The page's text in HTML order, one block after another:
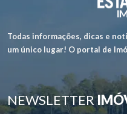
Todas informações, dicas e
um único lugar! O portal de
NEWSLETTER